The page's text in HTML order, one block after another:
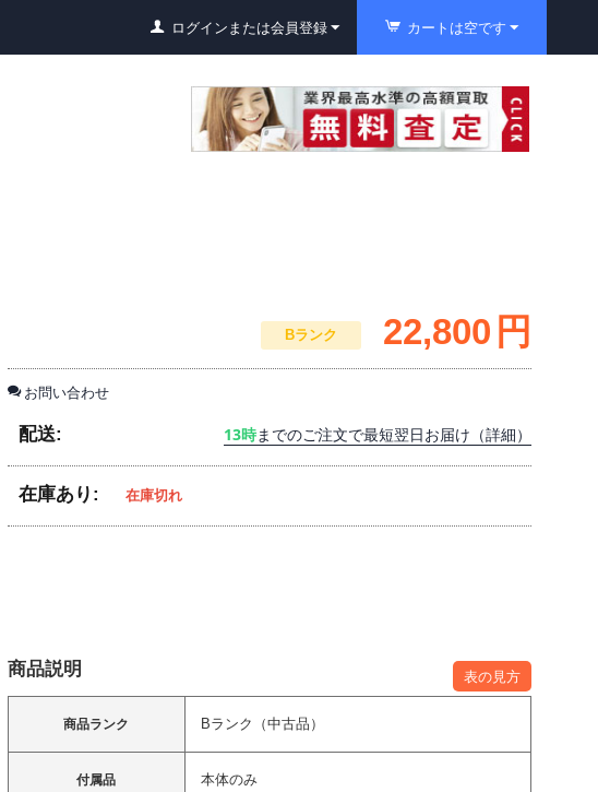
ログインまたは会員登録 カートは空です
Bランク 22,800 円
お問い合わせ
配送: 13時までのご注文で最短翌日お届け（詳細）
在庫あり: 在庫切れ
商品説明 表の見方
商品ランク Bランク（中古品）
付属品 本体のみ